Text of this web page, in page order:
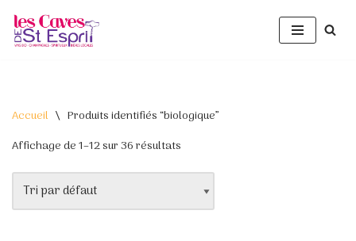
Aller
Accueil \ Produits identifiés “biologique”
Affichage de 1–12 sur 36 résultats